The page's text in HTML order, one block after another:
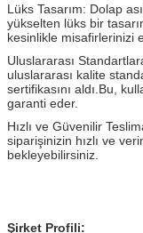
Lüks Tasarım: Dolap
yükselten lüks bir
kesinlikle misafirlerinizi
Uluslararası
uluslararası kalite
sertifikasını aldı. Bu,
garanti eder.
Hızlı ve Güvenilir
siparişinizin hızlı ve
bekleyebilirsiniz.
Şirket Profili: